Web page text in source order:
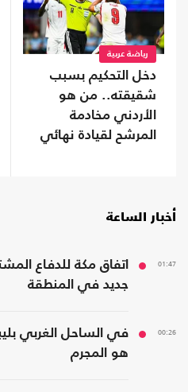
رياضة عربية
دخل التحكيم بسبب
شقيقته.. من هو
الأردني مخادمة
المرشح لقيادة نهائي
أخبار الساعة
01:47
اتفاق مكة للدفاع
جديد في المنطقة
00:26
في الساحل الغربي
هو المجرم